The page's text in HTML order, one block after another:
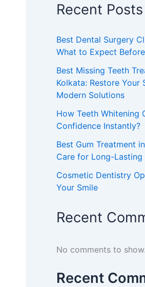
Recent Posts
Best Dental Surgery
What to Expect
Best Missing Teeth
Kolkata: Restore Your
Modern Solutions
How Teeth Whitening
Confidence Instantly?
Best Gum Treatment
Care for Long-Lasting
Cosmetic Dentistry
Your Smile
Recent
No comments to show.
Recent